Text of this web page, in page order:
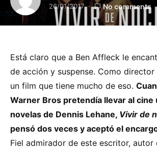
26/01/2017 No comments
Está claro que a Ben Affleck le
de acción y suspense. Como
un film que tiene mucho de eso.
Warner Bros pretendía llevar al cine
novelas de Dennis Lehane, Vivir de
pensó dos veces y aceptó el
Fiel admirador de este escritor,